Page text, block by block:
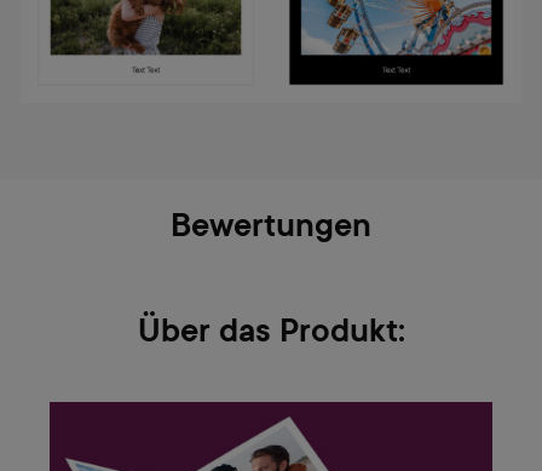
Bewertungen
Über das Produkt: